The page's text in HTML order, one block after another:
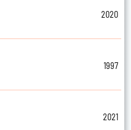
2020
1997
2021